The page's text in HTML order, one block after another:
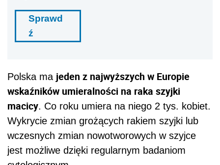
Sprawd
ź
Polska ma jeden z najwyższych w Europie
wskaźników umieralności na raka szyjki
macicy. Co roku umiera na niego 2 tys. kobiet.
Wykrycie zmian grożących rakiem szyjki lub
wczesnych zmian nowotworowych w szyjce
jest możliwe dzięki regularnym badaniom